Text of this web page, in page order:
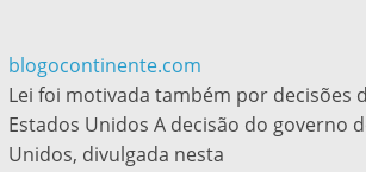
blogocontinente.com
Lei foi motivada também por decisões
Estados Unidos A decisão do governo
Unidos, divulgada nesta